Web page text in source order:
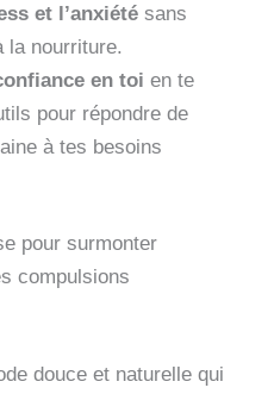
et l’anxiété sans
la nourriture.
en toi en te
pour répondre de
à tes besoins
pour surmonter
compulsions
douce et naturelle qui